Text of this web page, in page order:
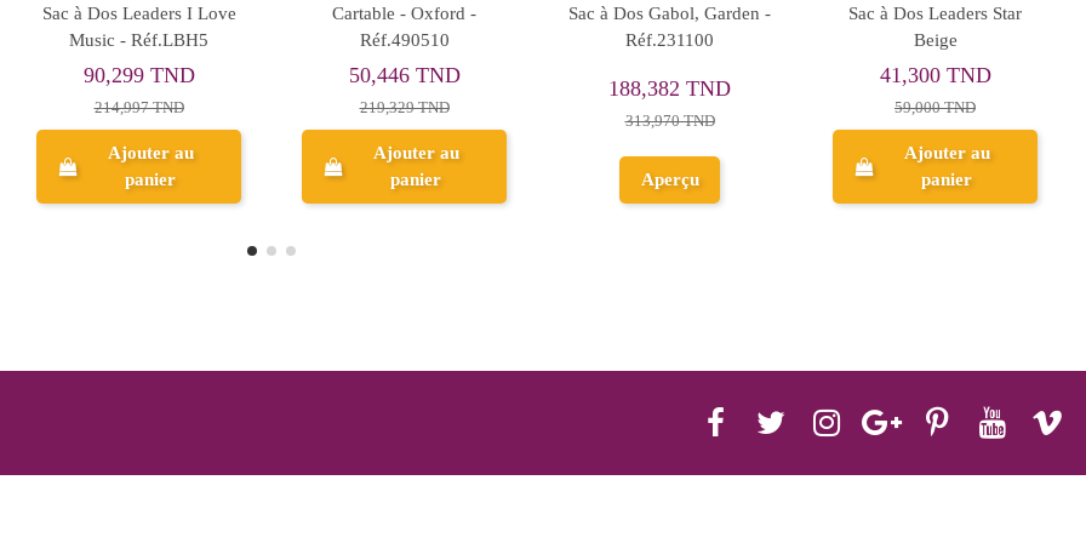
Sac à Dos Must Uni Rouge
22L - Réf.579747
143,501 TND
Aperçu
Sac à Dos Gabol, Attack -
Réf.231640
189,524 TND
Aperçu
Sac à Dos Cool School
Urban Plus - Réf.902
139,587 TND
Ajouter au
panier
Sac à Dos CITY Bleu
Marine - Réf.CB90117
80,111 TND
Aperçu